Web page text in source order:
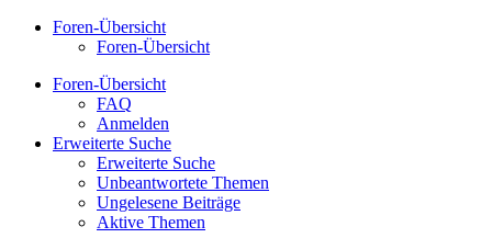
Foren-Übersicht
Foren-Übersicht
Foren-Übersicht
FAQ
Anmelden
Erweiterte Suche
Erweiterte Suche
Unbeantwortete Themen
Ungelesene Beiträge
Aktive Themen